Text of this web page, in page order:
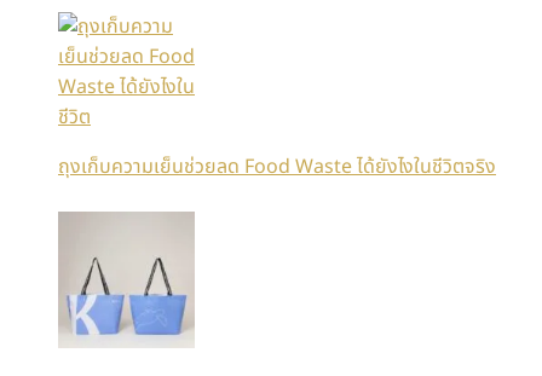
ถุงเก็บความเย็นช่วยลด Food Waste ได้ยังไงในชีวิตจริง